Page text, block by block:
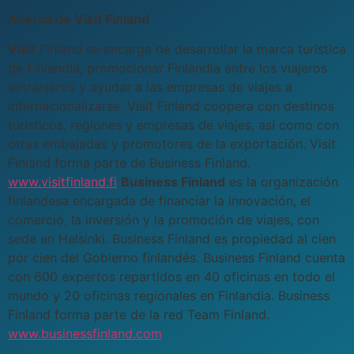
Acerca de Visit Finland
Visit Finland se encarga de desarrollar la marca turística
de Finlandia, promocionar Finlandia entre los viajeros
extranjeros y ayudar a las empresas de viajes a
internacionalizarse. Visit Finland coopera con destinos
turísticos, regiones y empresas de viajes, así como con
otras embajadas y promotores de la exportación. Visit
Finland forma parte de Business Finland.
www.visitfinland.fi Business Finland es la organización
finlandesa encargada de financiar la innovación, el
comercio, la inversión y la promoción de viajes, con
sede en Helsinki. Business Finland es propiedad al cien
por cien del Gobierno finlandés. Business Finland cuenta
con 600 expertos repartidos en 40 oficinas en todo el
mundo y 20 oficinas regionales en Finlandia. Business
Finland forma parte de la red Team Finland.
www.businessfinland.com